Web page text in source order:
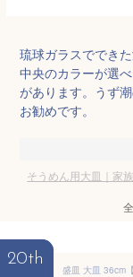
琉球ガラスででき
中央のカラーが選
があります。うず
お勧めです。
そうめん用大皿｜家
20th